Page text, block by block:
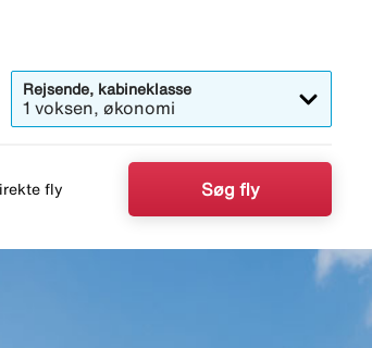
Rejsende, kabineklasse
1 voksen, økonomi
fly Søg fly